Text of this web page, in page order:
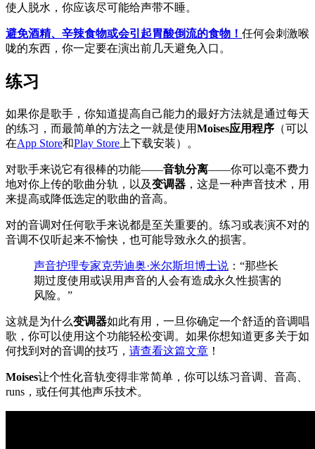
使人脱水，你应该尽可能给声带不睡。
避免酒精、辛辣食物或会引起胃酸倒流的食物！ 任何会刺激喉
咙的东西，你一定要在演出前几天避免入口。
练习
如果你是歌手，你知道提高自己能力的最好方法就是通过每天
的练习，而最简单的方法之一就是使用Moises应用程序 （可以
在App Store和Play Store 上下载安装）。
对歌手来说它有很棒的功能——音轨分离——你可以毫不费力
地对你上传的歌曲分轨，以及变调器 ，这是一种声音技术，用
来提高或降低选定的歌曲的音高。
对的音调对任何歌手来说都是至关重要的。练习或表演不对的
音调不仅听起来不愉快，也可能导致永久的损害。
声音护理专家克劳迪奥·米尔斯坦博士说 ：“那些长
期过度使用或误用声音的人会有造成永久性损害的
风险。”
这就是为什么变调器如此有用，一旦你确定一个舒适的音调唱
歌，你可以使用这个功能轻松变调。如果你想知道更多关于如
何找到对的音调的技巧， 请查看这篇文章 ！
Moises让个性化音轨变得非常简单，你可以练习音调、音高、
runs，或任何其他声乐技术。